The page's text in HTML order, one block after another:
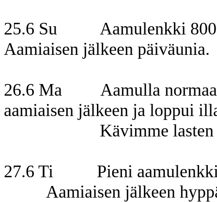
25.6 Su Aamulenkki 8000
Aamiaisen jälkeen päiväunia.
26.6 Ma Aamulla
aamiaisen jälkeen ja loppui
Kävimme lasten
27.6 Ti Pieni aamulenkki,
Aamiaisen jälkeen